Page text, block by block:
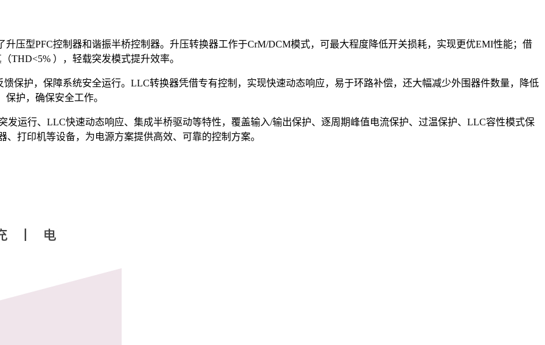
压型PFC控制器和谐振半桥控制器。升压转换器工作于CrM/DCM模式，可最大程度降低开关损耗，实现更优EMI性能；借
THD<5% ），轻载突发模式提升效率。
保护，保障系统安全运行。LLC转换器凭借专有控制，实现快速动态响应，易于环路补偿，还大幅减少外围器件数量，降低
保护，确保安全工作。
发运行、LLC快速动态响应、集成半桥驱动等特性，覆盖输入/输出保护、逐周期峰值电流保护、过温保护、LLC容性模式保
打印机等设备，为电源方案提供高效、可靠的控制方案。